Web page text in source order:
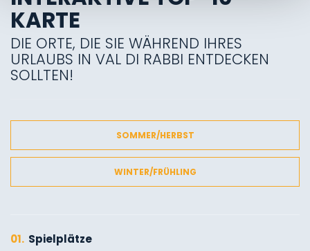
KARTE
DIE ORTE, DIE SIE WÄHREND IHRES
URLAUBS IN VAL DI RABBI ENTDECKEN
SOLLTEN!
SOMMER/HERBST
WINTER/FRÜHLING
01. Spielplätze